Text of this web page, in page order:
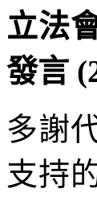
立法
發言
多謝
支持